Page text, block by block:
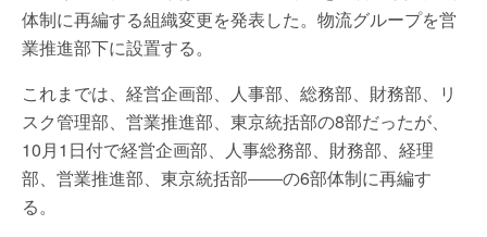
体制に再編する組織変更を発表した。物流グループを営
業推進部下に設置する。
これまでは、経営企画部、人事部、総務部、財務部、リ
スク管理部、営業推進部、東京統括部の8部だったが、
10月1日付で経営企画部、人事総務部、財務部、経理
部、営業推進部、東京統括部――の6部体制に再編す
る。